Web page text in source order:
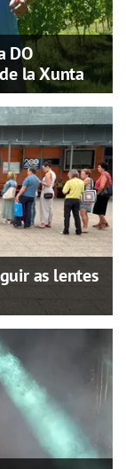
DO
la Xunta
as lentes